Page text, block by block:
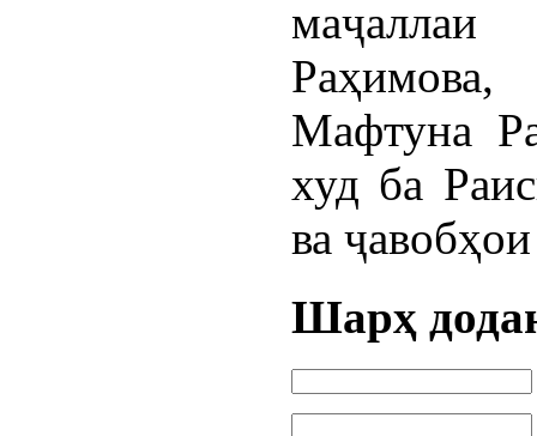
Мафтуна
худ ба
ва
Шарҳ